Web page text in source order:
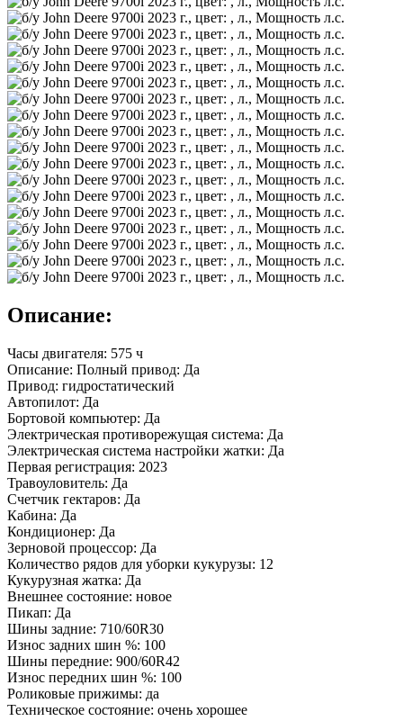
Описание:
Часы двигателя: 575 ч
Описание: Полный привод: Да
Привод: гидростатический
Автопилот: Да
Бортовой компьютер: Да
Электрическая противорежущая система: Да
Электрическая система настройки жатки: Да
Первая регистрация: 2023
Травоуловитель: Да
Счетчик гектаров: Да
Кабина: Да
Кондиционер: Да
Зерновой процессор: Да
Количество рядов для уборки кукурузы: 12
Кукурузная жатка: Да
Внешнее состояние: новое
Пикап: Да
Шины задние: 710/60R30
Износ задних шин %: 100
Шины передние: 900/60R42
Износ передних шин %: 100
Роликовые прижимы: да
Техническое состояние: очень хорошее